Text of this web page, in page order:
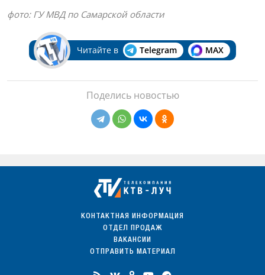
фото: ГУ МВД по Самарской области
Читайте в Telegram MAX
Поделись новостью
КОНТАКТНАЯ ИНФОРМАЦИЯ
ОТДЕЛ ПРОДАЖ
ВАКАНСИИ
ОТПРАВИТЬ МАТЕРИАЛ